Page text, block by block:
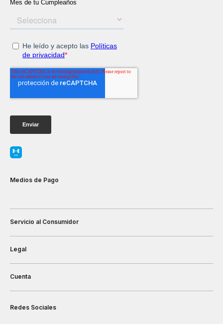
Medios de Pago
Servicio al Consumidor
Legal
Cuenta
Redes Sociales